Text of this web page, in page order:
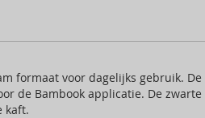
formaat voor dagelijks gebruik.
de Bambook applicatie. De
kaft.